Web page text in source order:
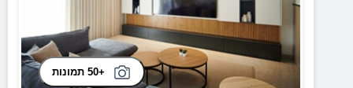
+50 תמונות